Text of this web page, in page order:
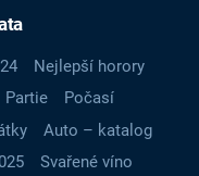
Nejlepší horory
Partie
Počasí
Auto – katalog
Svařené víno